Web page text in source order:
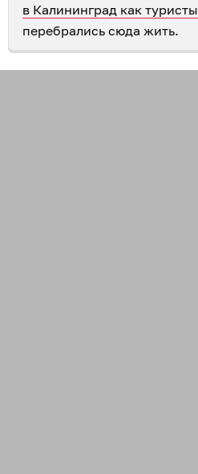
в Калининград как туристы
перебрались сюда жить.